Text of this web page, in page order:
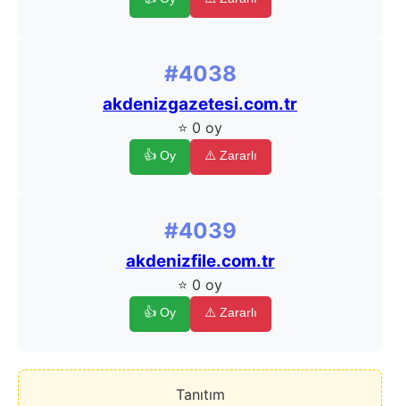
#4038
akdenizgazetesi.com.tr
⭐ 0 oy
👍 Oy ⚠️ Zararlı
#4039
akdenizfile.com.tr
⭐ 0 oy
👍 Oy ⚠️ Zararlı
Tanıtım